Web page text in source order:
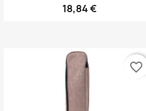
18,84 €
favorite_border